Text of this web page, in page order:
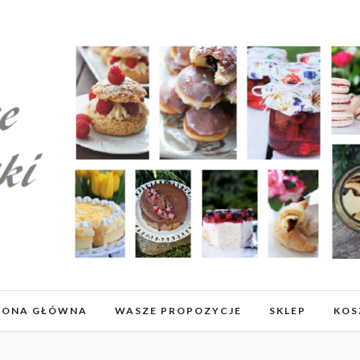
GŁÓWNA WASZE PROPOZYCJE SKLEP